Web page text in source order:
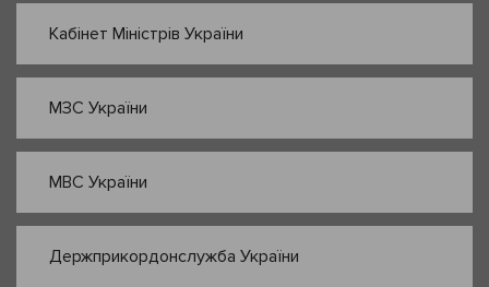
Кабінет Міністрів України
МЗС України
МВС України
Держприкордонслужба України